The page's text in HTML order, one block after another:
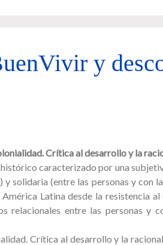
y
Crítica al desarrollo y la
caracterizado por una
solidaria (entre las personas y con
Latina desde la resistencia
relacionales entre las personas y
Crítica al desarrollo y la